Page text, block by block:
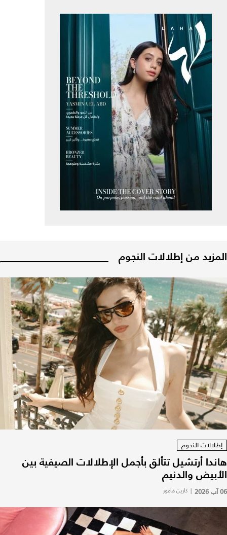
المزيد من إطلالات النجوم
إطلالات النجوم
هاندا أرتشيل تتألق بأجمل الإطلالات الصيفية بين
الأبيض والدنيم
06 آب 2026 | كارين فاعور